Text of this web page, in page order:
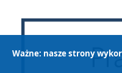
Ważne: nasze strony